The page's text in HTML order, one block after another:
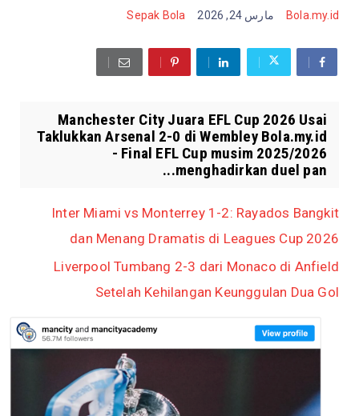
Bola.my.id مارس 24, 2026 Sepak Bola
Manchester City Juara EFL Cup 2026 Usai
Taklukkan Arsenal 2-0 di Wembley Bola.my.id
- Final EFL Cup musim 2025/2026
menghadirkan duel pan...
Inter Miami vs Monterrey 1-2: Rayados Bangkit
dan Menang Dramatis di Leagues Cup 2026
Liverpool Tumbang 2-3 dari Monaco di Anfield
Setelah Kehilangan Keunggulan Dua Gol